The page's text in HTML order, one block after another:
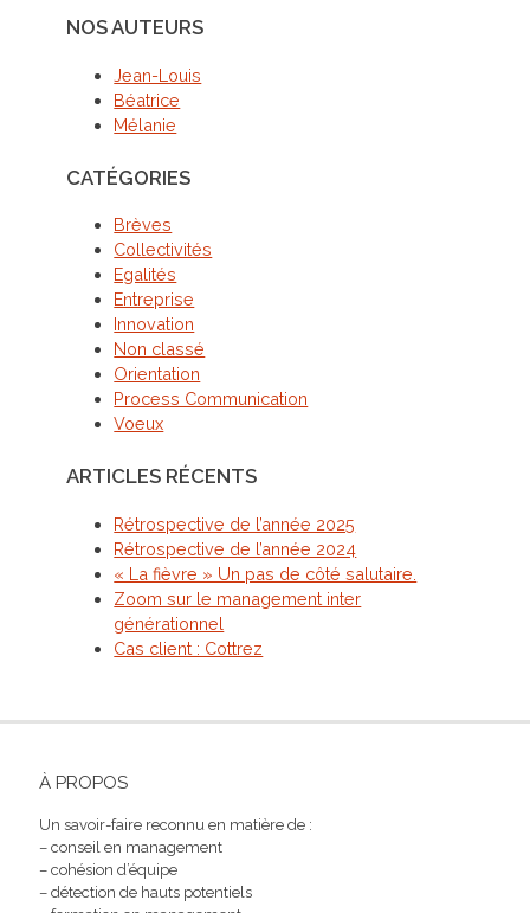
NOS AUTEURS
Jean-Louis
Béatrice
Mélanie
CATÉGORIES
Brèves
Collectivités
Egalités
Entreprise
Innovation
Non classé
Orientation
Process Communication
Voeux
ARTICLES RÉCENTS
Rétrospective de l’année 2025
Rétrospective de l’année 2024
« La fièvre » Un pas de côté salutaire.
Zoom sur le management inter
générationnel
Cas client : Cottrez
À PROPOS
Un savoir-faire reconnu en matière de :
– conseil en management
– cohésion d’équipe
– détection de hauts potentiels